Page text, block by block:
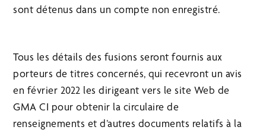
sont détenus dans un compte non enregistré.
Tous les détails des fusions seront fournis aux
porteurs de titres concernés, qui recevront un avis
en février 2022 les dirigeant vers le site Web de
GMA CI pour obtenir la circulaire de
renseignements et d’autres documents relatifs à la